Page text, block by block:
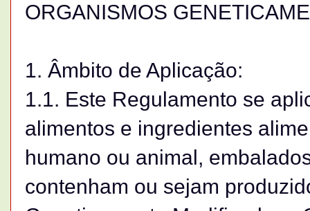
ORGANISMOS
1. Âmbito de Aplicação:
1.1. Este Regulamento se
alimentos e ingredientes
humano ou animal,
contenham ou sejam